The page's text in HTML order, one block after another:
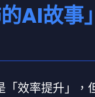
AI故事
效率提升」